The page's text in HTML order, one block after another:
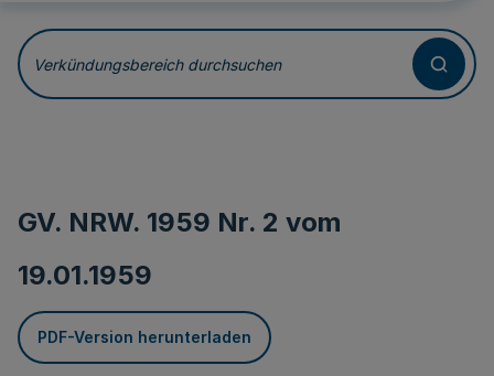
Verkündungsbereich durchsuchen
GV. NRW. 1959 Nr. 2 vom
19.01.1959
PDF-Version herunterladen